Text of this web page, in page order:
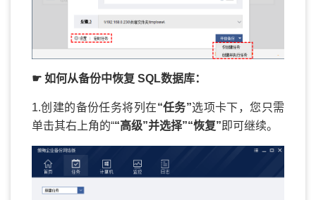
☛ 如何从备份中恢复 SQL数据库：
1.创建的备份任务将列在“任务”选项卡下，您只需
单击其右上角的““高级”并选择”“恢复” 即可继续。